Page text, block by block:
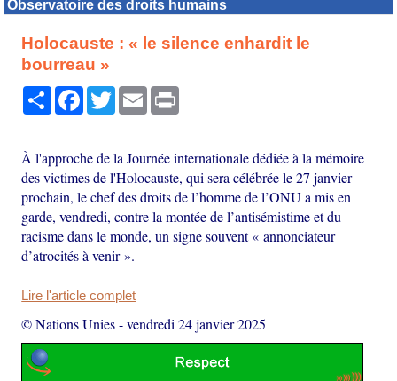
Observatoire des droits humains
Holocauste : « le silence enhardit le
bourreau »
PartagerFacebook
TwitterEmail
À l'approche de la Journée internationale dédiée à la mémoire
des victimes de l'Holocauste, qui sera célébrée le 27 janvier
prochain, le chef des droits de l’homme de l’ONU a mis en
garde, vendredi, contre la montée de l’antisémistime et du
racisme dans le monde, un signe souvent « annonciateur
d’atrocités à venir ».
Lire l'article complet
© Nations Unies-vendredi 24 janvier 2025